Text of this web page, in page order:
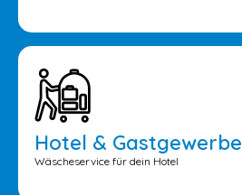
Hotel & Gastgewerbe
Wäscheservice für dein Hotel